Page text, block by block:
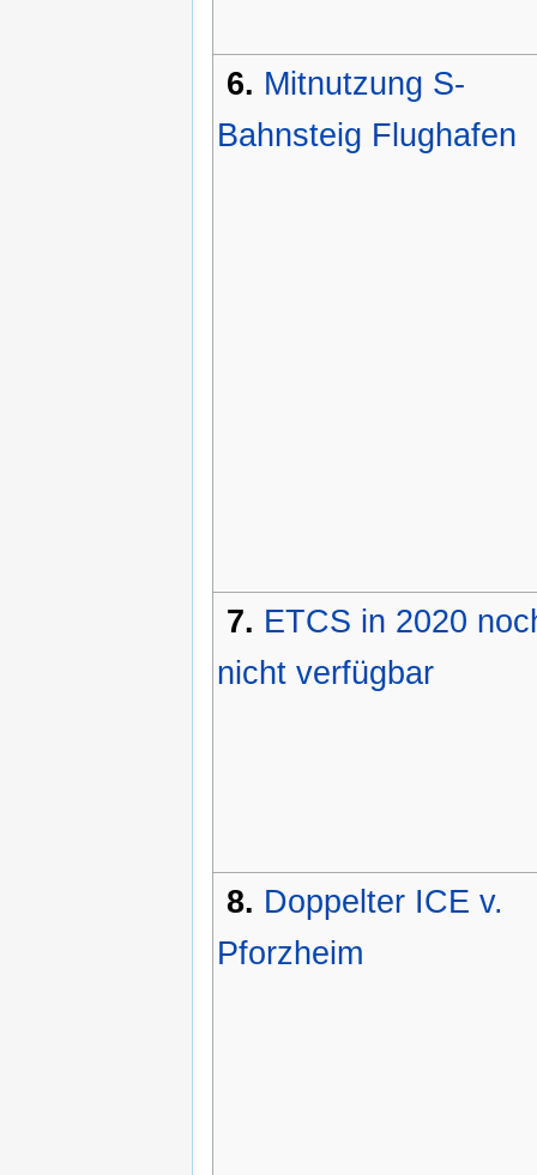
6. Mitnutzung S-
Bahnsteig Flughafen
7. ETCS in 2020
nicht verfügbar
8. Doppelter ICE v.
Pforzheim